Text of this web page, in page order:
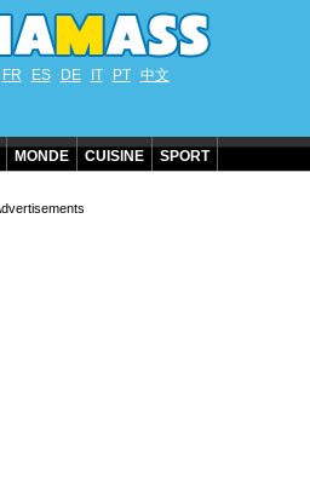
FR ES DE IT PT 中文
MONDE CUISINE SPORT